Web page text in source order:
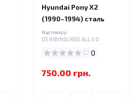
Hyundai Pony X2
(1990–1994) сталь
Код товару:
03.WBINSL1650.ALL.0.0
0
750.00 грн.